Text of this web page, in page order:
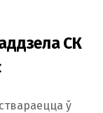
СК
ў